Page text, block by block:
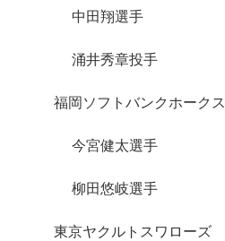
中田翔選手
涌井秀章投手
福岡ソフトバンクホークス
今宮健太選手
柳田悠岐選手
東京ヤクルトスワローズ